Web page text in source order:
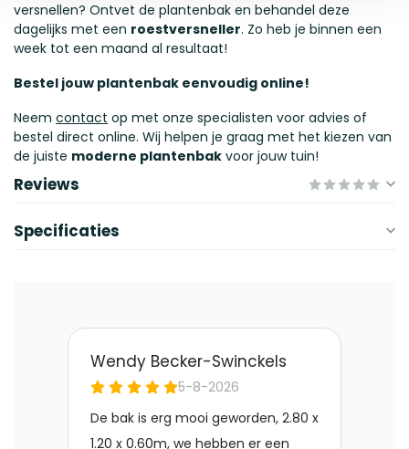
versnellen? Ontvet de plantenbak en behandel deze
dagelijks met een roestversneller. Zo heb je binnen een
week tot een maand al resultaat!
Bestel jouw plantenbak eenvoudig online!
Neem contact op met onze specialisten voor advies of
bestel direct online. Wij helpen je graag met het kiezen van
de juiste moderne plantenbak voor jouw tuin!
Reviews
Specificaties